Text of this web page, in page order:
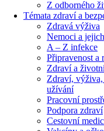
Z odborného
Témata zdraví a
Zdravá výživa
Nemoci a
A – Z infekce
Připravenost a
Zdraví a
Zdraví, výživa,
užívání
Pracovní
Podpora zdraví
Cestovní